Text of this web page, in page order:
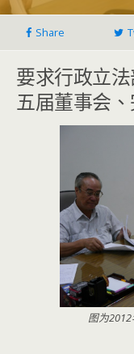
Share
要求行政立
五届董事会
图为